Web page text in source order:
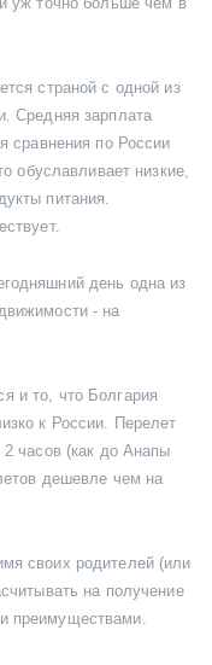
страной с одной из
Средняя зарплата
сравнения по России
обуславливает низкие,
питания.
день одна из
- на
и то, что Болгария
к России. Перелет
часов (как до Анапы
дешевле чем на
своих родителей (или
на получение
преимуществами.